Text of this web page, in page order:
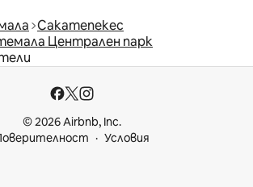
Сакатепекес
Централен парк
© 2026 Airbnb, Inc.
Условия